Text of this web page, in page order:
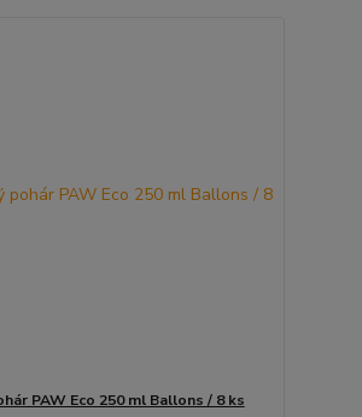
PAW Eco 250 ml Ballons / 8 ks